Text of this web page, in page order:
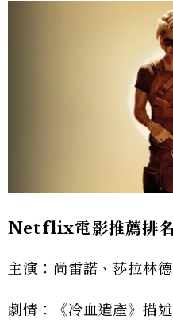
Netflix電影推薦排名
主演：尚雷諾、莎拉林德
劇情：《冷血遺產》描